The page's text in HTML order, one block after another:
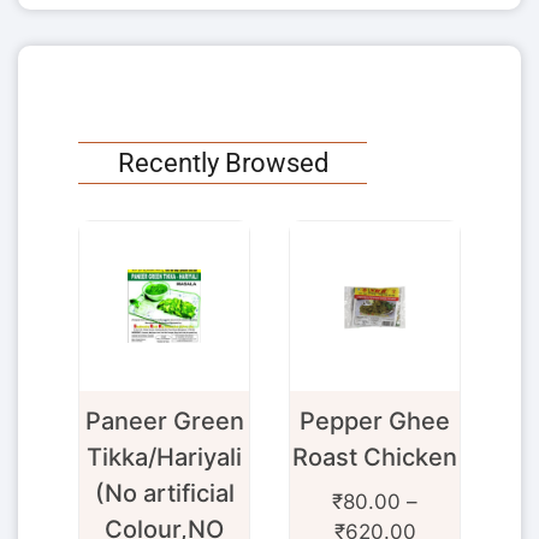
Recently Browsed
Paneer Green
Tikka/Hariyali
(No artificial
Colour,NO
Pepper Ghee
Roast Chicken
₹80.00 –
₹620.00